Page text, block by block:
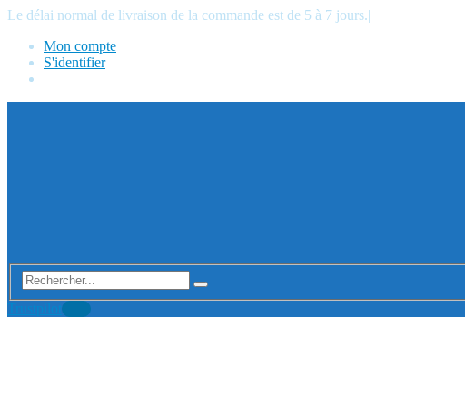
Le délai normal de livraison de la commande est de 5 à 7 jours.|
Mon compte
S'identifier
Trustpilot